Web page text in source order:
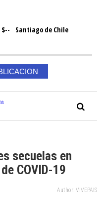
$--
Santiago de Chile
secuelas en
COVID-19
Author: VIVEPAIS